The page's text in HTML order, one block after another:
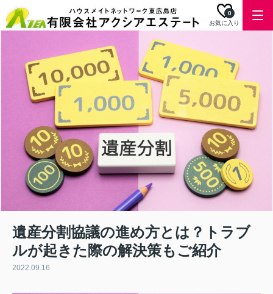
お気に入り
0
遺産分割協議の進め方とは？トラブ
ルが起きた際の解決策もご紹介
2022.09.16